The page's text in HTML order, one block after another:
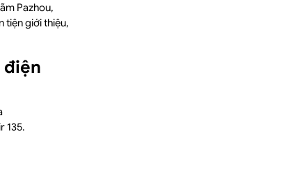
Pazhou,
tiện giới thiệu,
điện
135.